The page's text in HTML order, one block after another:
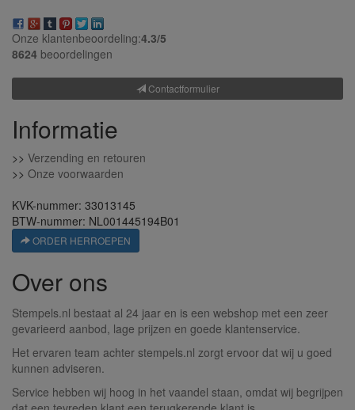
Onze klantenbeoordeling:4.3/5
8624 beoordelingen
Contactformulier
Informatie
>> Verzending en retouren
>> Onze voorwaarden
KVK-nummer: 33013145
BTW-nummer: NL001445194B01
ORDER HERROEPEN
Over ons
Stempels.nl bestaat al 24 jaar en is een webshop met een zeer
gevarieerd aanbod, lage prijzen en goede klantenservice.
Het ervaren team achter stempels.nl zorgt ervoor dat wij u goed
kunnen adviseren.
Service hebben wij hoog in het vaandel staan, omdat wij begrijpen